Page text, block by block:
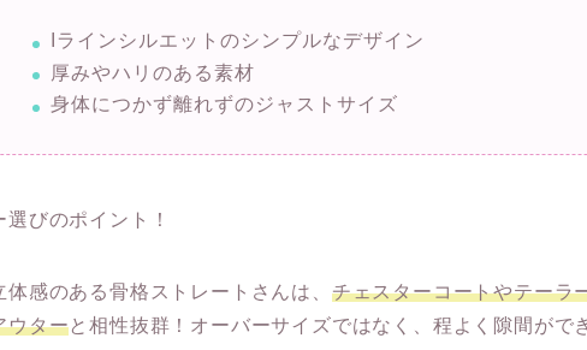
Iラインシルエットのシンプルなデザイン
厚みやハリのある素材
身体につかず離れずのジャストサイズ
選びのポイント！
体感のある骨格ストレートさんは、 チェスターコートやテーラ
ウターと相性抜群！オーバーサイズではなく、程よく隙間が